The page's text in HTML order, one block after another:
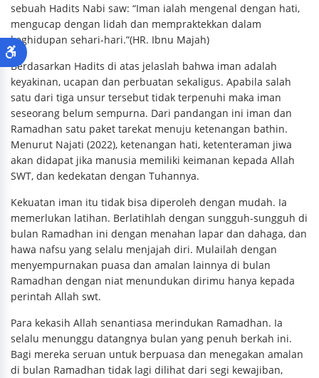
sebuah Hadits Nabi saw: “Iman ialah mengenal dengan hati,
mengucap dengan lidah dan mempraktekkan dalam
keghidupan sehari-hari.”(HR. Ibnu Majah)
Berdasarkan Hadits di atas jelaslah bahwa iman adalah
keyakinan, ucapan dan perbuatan sekaligus. Apabila salah
satu dari tiga unsur tersebut tidak terpenuhi maka iman
seseorang belum sempurna. Dari pandangan ini iman dan
Ramadhan satu paket tarekat menuju ketenangan bathin.
Menurut Najati (2022), ketenangan hati, ketenteraman jiwa
akan didapat jika manusia memiliki keimanan kepada Allah
SWT, dan kedekatan dengan Tuhannya.
Kekuatan iman itu tidak bisa diperoleh dengan mudah. Ia
memerlukan latihan. Berlatihlah dengan sungguh-sungguh di
bulan Ramadhan ini dengan menahan lapar dan dahaga, dan
hawa nafsu yang selalu menjajah diri. Mulailah dengan
menyempurnakan puasa dan amalan lainnya di bulan
Ramadhan dengan niat menundukan dirimu hanya kepada
perintah Allah swt.
Para kekasih Allah senantiasa merindukan Ramadhan. Ia
selalu menunggu datangnya bulan yang penuh berkah ini.
Bagi mereka seruan untuk berpuasa dan menegakan amalan
di bulan Ramadhan tidak lagi dilihat dari segi kewajiban,